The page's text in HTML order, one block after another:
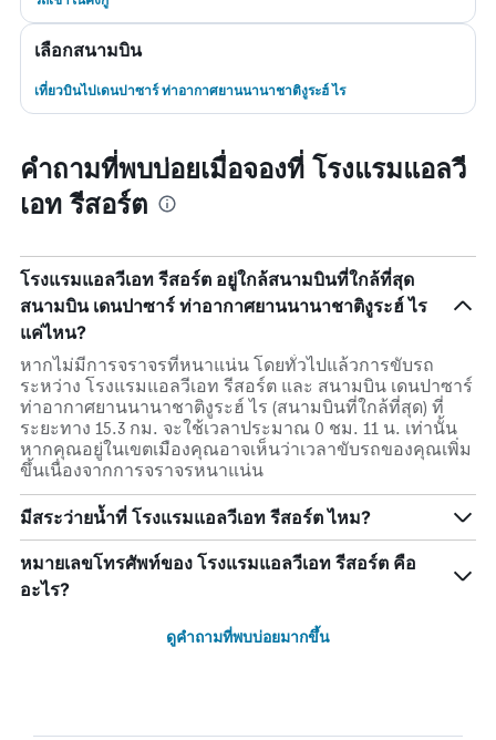
เลือกสนามบิน
เที่ยวบินไปเดนปาซาร์ ท่าอากาศยานนานาชาติงูระฮ์ ไร
คำถามที่พบบ่อยเมื่อจองที่ โรงแรมแอลวี
เอท รีสอร์ต
โรงแรมแอลวีเอท รีสอร์ต อยู่ใกล้สนามบินที่ใกล้ที่สุด
สนามบิน เดนปาซาร์ ท่าอากาศยานนานาชาติงูระฮ์ ไร
แค่ไหน?
หากไม่มีการจราจรที่หนาแน่น โดยทั่วไปแล้วการขับรถ
ระหว่าง โรงแรมแอลวีเอท รีสอร์ต และ สนามบิน เดนปาซาร์
ท่าอากาศยานนานาชาติงูระฮ์ ไร (สนามบินที่ใกล้ที่สุด) ที่
ระยะทาง 15.3 กม. จะใช้เวลาประมาณ 0 ชม. 11 น. เท่านั้น
หากคุณอยู่ในเขตเมืองคุณอาจเห็นว่าเวลาขับรถของคุณเพิ่ม
ขึ้นเนื่องจากการจราจรหนาแน่น
มีสระว่ายน้ำที่ โรงแรมแอลวีเอท รีสอร์ต ไหม?
หมายเลขโทรศัพท์ของ โรงแรมแอลวีเอท รีสอร์ต คือ
อะไร?
ดูคำถามที่พบบ่อยมากขึ้น